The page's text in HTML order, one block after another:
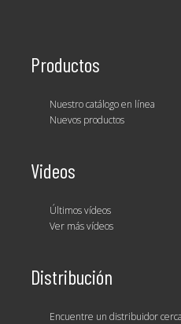
Productos
Nuestro catálogo en línea
Nuevos productos
Videos
Últimos vídeos
Ver más vídeos
Distribución
Encuentre un distribuidor